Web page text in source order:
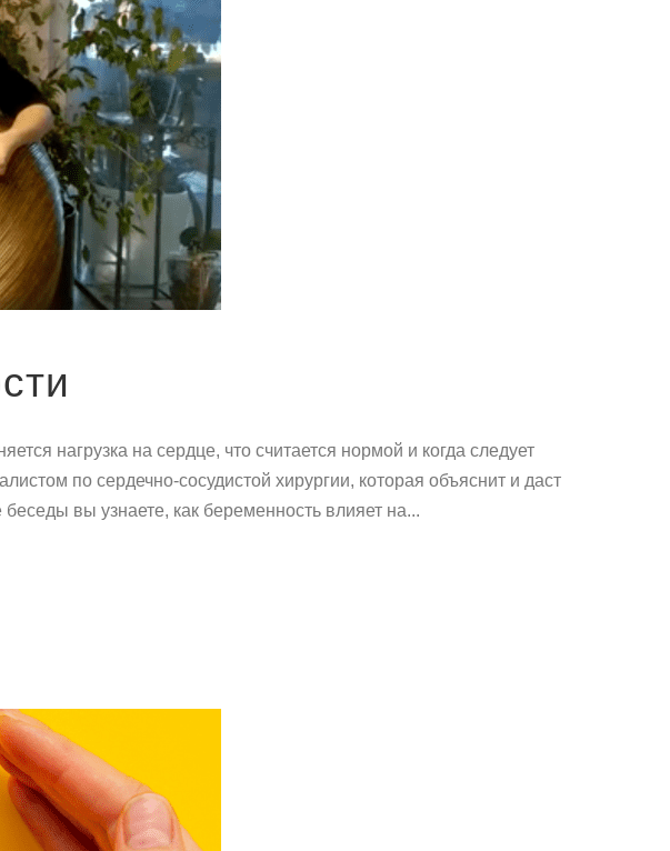
нагрузка на сердце, что считается нормой и когда следует
по сердечно-сосудистой хирургии, которая объяснит и даст
вы узнаете, как беременность влияет на...